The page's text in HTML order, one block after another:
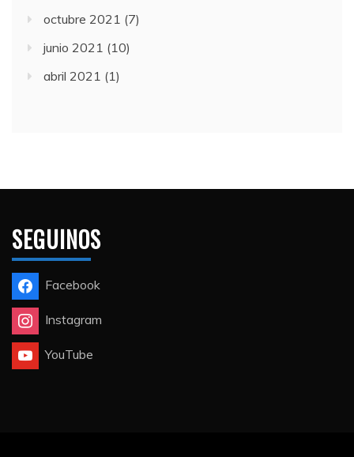
octubre 2021 (7)
junio 2021 (10)
abril 2021 (1)
SEGUINOS
Facebook
Instagram
YouTube